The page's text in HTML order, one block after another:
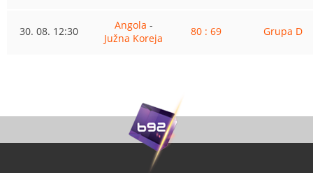
30. 08. 12:30 Angola -
Južna Koreja
80 : 69 Grupa D